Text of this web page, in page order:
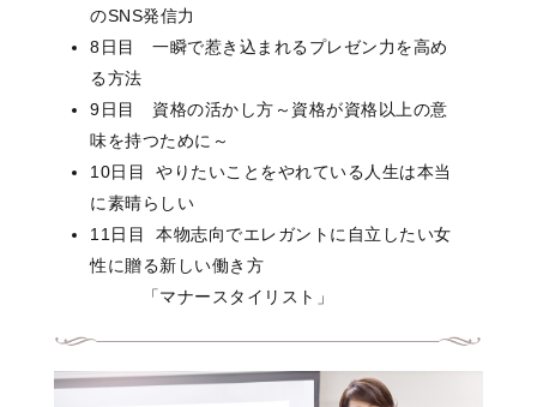
のSNS発信力
8日目 一瞬で惹き込まれるプレゼン力を高め
る方法
9日目 資格の活かし方～資格が資格以上の意
味を持つために～
10日目 やりたいことをやれている人生は本当
に素晴らしい
11日目 本物志向でエレガントに自立したい女
性に贈る新しい働き方
「マナースタイリスト」